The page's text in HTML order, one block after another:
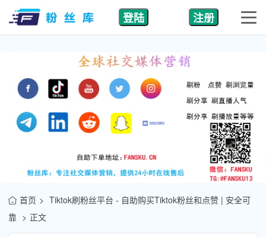
登陆 注册
首页
Tiktok刷粉丝平台 - 自助购买Tiktok粉丝和点赞 | 安全可
靠
正文